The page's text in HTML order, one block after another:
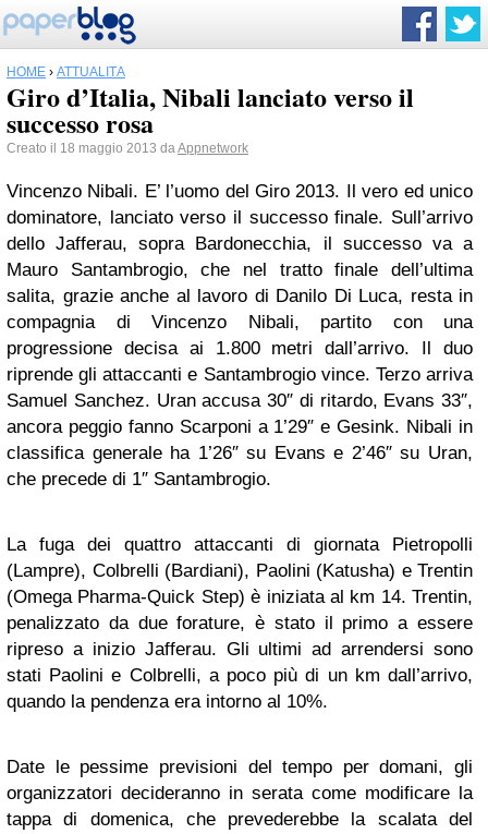
HOME › ATTUALITÀ
Giro d’Italia, Nibali lanciato verso il
successo rosa
Creato il 18 maggio 2013 daAppnetwork
Vincenzo Nibali. E’ l’uomo del Giro 2013. Il vero ed unico
dominatore, lanciato verso il successo finale. Sull’arrivo
dello Jafferau, sopra Bardonecchia, il successo va a
Mauro Santambrogio, che nel tratto finale dell’ultima
salita, grazie anche al lavoro di Danilo Di Luca, resta in
compagnia di Vincenzo Nibali, partito con una
progressione decisa ai 1.800 metri dall’arrivo. Il duo
riprende gli attaccanti e Santambrogio vince. Terzo arriva
Samuel Sanchez. Uran accusa 30″ di ritardo, Evans 33″,
ancora peggio fanno Scarponi a 1’29″ e Gesink. Nibali in
classifica generale ha 1’26″ su Evans e 2’46″ su Uran,
che precede di 1″ Santambrogio.
La fuga dei quattro attaccanti di giornata Pietropolli
(Lampre), Colbrelli (Bardiani), Paolini (Katusha) e Trentin
(Omega Pharma-Quick Step) è iniziata al km 14. Trentin,
penalizzato da due forature, è stato il primo a essere
ripreso a inizio Jafferau. Gli ultimi ad arrendersi sono
stati Paolini e Colbrelli, a poco più di un km dall’arrivo,
quando la pendenza era intorno al 10%.
Date le pessime previsioni del tempo per domani, gli
organizzatori decideranno in serata come modificare la
tappa di domenica, che prevederebbe la scalata del